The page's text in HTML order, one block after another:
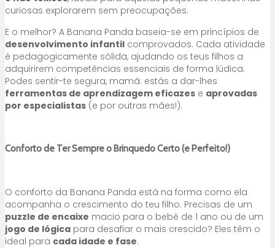
curiosas explorarem sem preocupações.
E o melhor? A Banana Panda baseia-se em princípios de
desenvolvimento infantil comprovados. Cada atividade
é pedagogicamente sólida, ajudando os teus filhos a
adquirirem competências essenciais de forma lúdica.
Podes sentir-te segura, mamã: estás a dar-lhes
ferramentas de aprendizagem eficazes e aprovadas
por especialistas (e por outras mães!).
Conforto de Ter Sempre o Brinquedo Certo (e Perfeito!)
O conforto da Banana Panda está na forma como ela
acompanha o crescimento do teu filho. Precisas de um
puzzle de encaixe macio para o bebé de 1 ano ou de um
jogo de lógica para desafiar o mais crescido? Eles têm o
ideal para cada idade e fase.